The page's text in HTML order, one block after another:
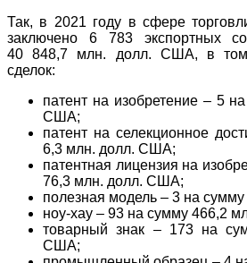
Так, в 2021 году в сфере
заключено 6 783 экспортных
40 848,7 млн. долл. США, в том
сделок:
патент на изобретение – 5
США;
патент на селекционное
6,3 млн. долл. США;
патентная лицензия на
76,3 млн. долл. США;
полезная модель – 3 на
ноу-хау – 93 на сумму 466,2
товарный знак – 173 на
США;